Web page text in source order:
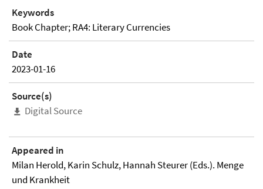
Keywords
Book Chapter; RA4: Literary Currencies
Date
2023-01-16
Source(s)
Digital Source
Appeared in
Milan Herold, Karin Schulz, Hannah Steurer (Eds.). Menge
und Krankheit